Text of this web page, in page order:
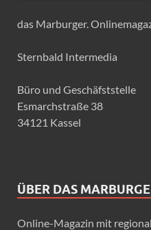
das Marburger.
Sternbald Intermedia
Büro und Geschäfststelle
Esmarchstraße 38
34121 Kassel
ÜBER DAS
Online-Magazin mit